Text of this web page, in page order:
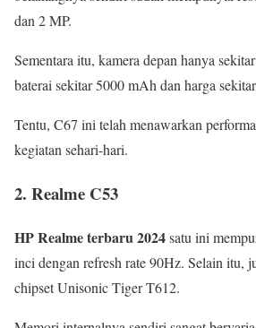
dan 2 MP.
Sementara itu, kamera depan hanya
baterai sekitar 5000 mAh dan harga
Tentu, C67 ini telah menawarkan
kegiatan sehari-hari.
2. Realme C53
HP Realme terbaru 2024satu ini
inci dengan refresh rate 90Hz. Selain itu,
chipset Unisonic Tiger T612.